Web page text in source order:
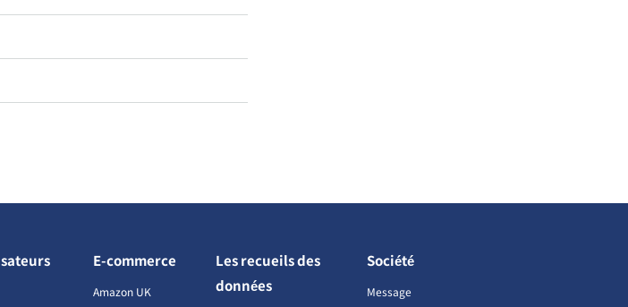
E-commerce
Amazon UK
Les recueils des
données
Société
Message